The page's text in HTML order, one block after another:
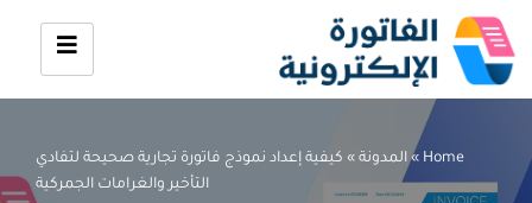
تخطى
Home
»المدونة » كيفية إعداد نموذج فاتورة تجارية صحيحة لتفادي
التأخير والغرامات الجمركية